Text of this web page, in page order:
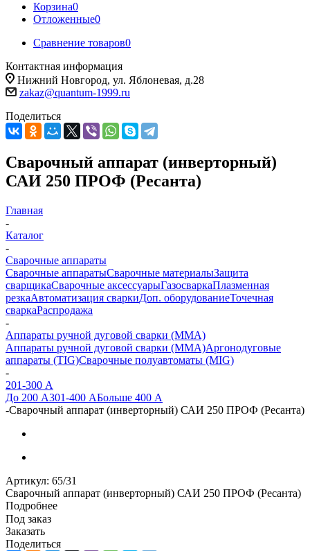
Корзина0
Отложенные0
Сравнение товаров0
Контактная информация
Нижний Новгород, ул. Яблоневая, д.28
zakaz@quantum-1999.ru
Поделиться
Сварочный аппарат (инверторный)
САИ 250 ПРОФ (Ресанта)
Главная
-
Каталог
-
Сварочные аппараты
Сварочные аппаратыСварочные материалыЗащита
сварщикаСварочные аксессуарыГазосваркаПлазменная
резкаАвтоматизация сваркиДоп. оборудованиеТочечная
сваркаРаспродажа
-
Аппараты ручной дуговой сварки (MMA)
Аппараты ручной дуговой сварки (MMA)Аргонодуговые
аппараты (TIG)Сварочные полуавтоматы (MIG)
-
201-300 А
До 200 А301-400 АБольше 400 А
-Сварочный аппарат (инверторный) САИ 250 ПРОФ (Ресанта)
Артикул: 65/31
Сварочный аппарат (инверторный) САИ 250 ПРОФ (Ресанта)
Подробнее
Под заказ
Заказать
Поделиться